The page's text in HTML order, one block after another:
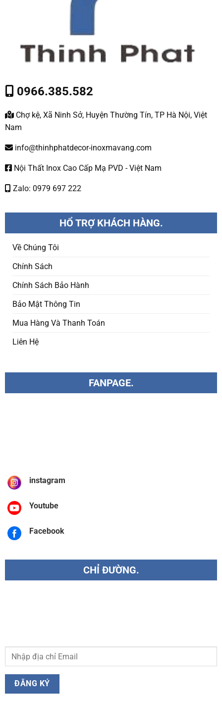
0966.385.582
Chợ kệ, Xã Ninh Sở, Huyện Thường Tín, TP Hà Nội, Việt
Nam
info@thinhphatdecor-inoxmavang.com
Nội Thất Inox Cao Cấp Mạ PVD - Việt Nam
Zalo: 0979 697 222
HỔ TRỢ KHÁCH HÀNG.
Về Chúng Tôi
Chính Sách
Chính Sách Bảo Hành
Bảo Mật Thông Tin
Mua Hàng Và Thanh Toán
Liên Hệ
FANPAGE.
instagram
Youtube
Facebook
CHỈ ĐƯỜNG.